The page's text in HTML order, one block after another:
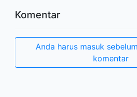
Komentar
Anda harus masuk
komentar